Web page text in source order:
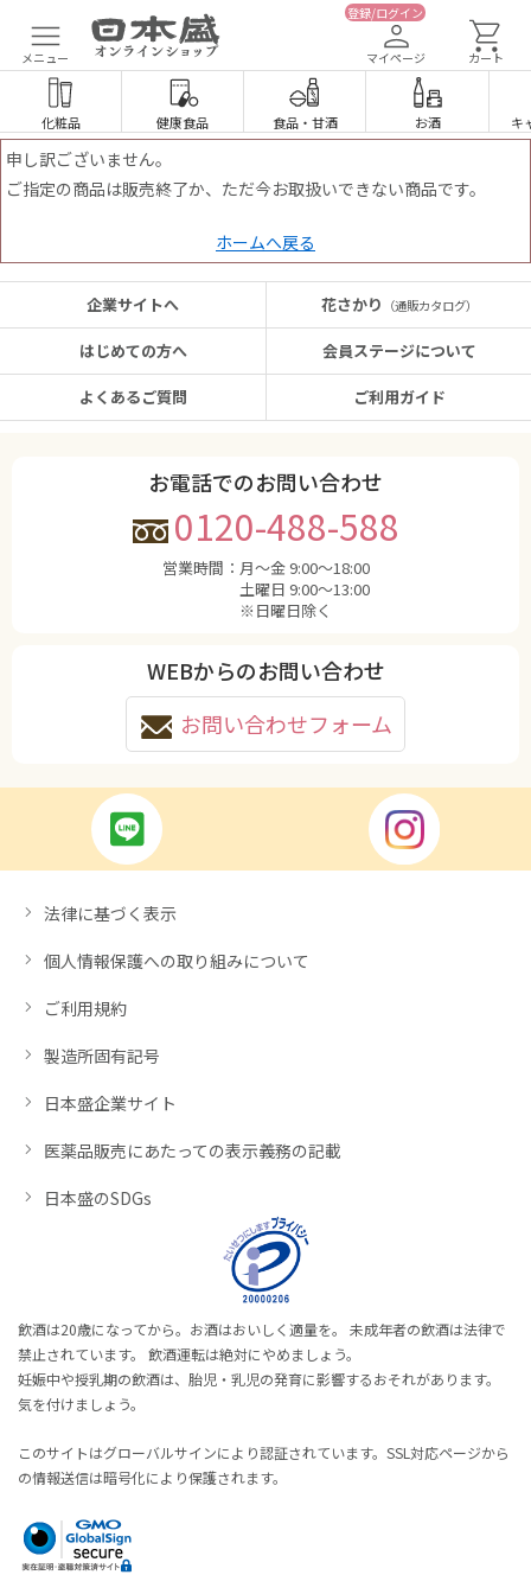
メニュー
登録/ログイン
マイページ カート
化粧品 健康食品 食品・ 甘酒 お酒 キ
申し訳ございません。
ご指定の商品は販売終了か、ただ今お取扱いできない商品です。
ホームへ戻る
企業サイトへ
はじめての方へ
よくあるご質問
花さかり （通販カタログ）
会員ステージについて
ご利用ガイド
お電話でのお問い合わせ
0120-488-588
営業時間： 月〜金 9:00〜18:00
土曜日 9:00〜13:00
※日曜日除く
WEBからのお問い合わせ
お問い合わせフォーム
法律に基づく表示
個人情報保護への取り組みについて
ご利用規約
製造所固有記号
日本盛企業サイト
医薬品販売にあたっての表示義務の記載
日本盛のSDGs
飲酒は20歳になってから。お酒はおいしく適量を。 未成年者の飲酒は法律で
禁止されています。 飲酒運転は絶対にやめましょう。
妊娠中や授乳期の飲酒は、胎児・乳児の発育に影響するおそれがあります。
気を付けましょう。
このサイトはグローバルサインにより認証されています。SSL対応ページから
の情報送信は暗号化により保護されます。